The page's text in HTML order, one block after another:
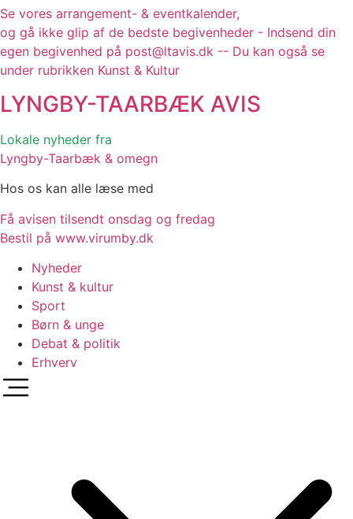
Se vores arrangement- & eventkalender,
og gå ikke glip af de bedste begivenheder - Indsend din
egen begivenhed på post@ltavis.dk -- Du kan også se
under rubrikken Kunst & Kultur
LYNGBY-TAARBÆK AVIS
Lokale nyheder fra
Lyngby-Taarbæk & omegn
Hos os kan alle læse med
Få avisen tilsendt onsdag og fredag
Bestil på www.virumby.dk
Nyheder
Kunst & kultur
Sport
Børn & unge
Debat & politik
Erhverv